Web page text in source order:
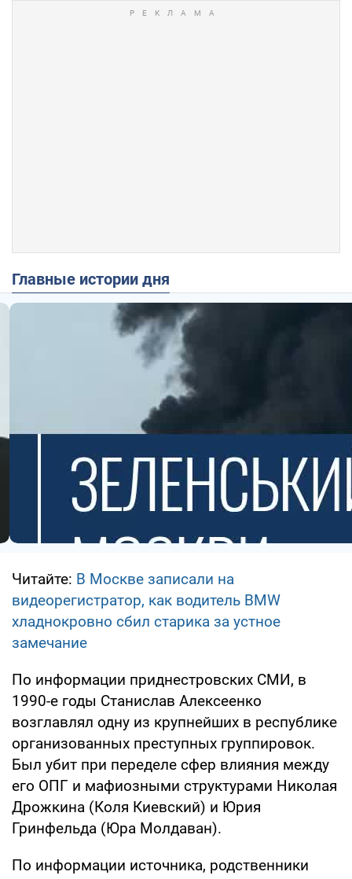
Главные истории дня
Читайте: В Москве записали на
видеорегистратор, как водитель BMW
хладнокровно сбил старика за устное
замечание
По информации приднестровских СМИ, в
1990-е годы Станислав Алексеенко
возглавлял одну из крупнейших в республике
организованных преступных группировок.
Был убит при переделе сфер влияния между
его ОПГ и мафиозными структурами Николая
Дрожкина (Коля Киевский) и Юрия
Гринфельда (Юра Молдаван).
По информации источника, родственники